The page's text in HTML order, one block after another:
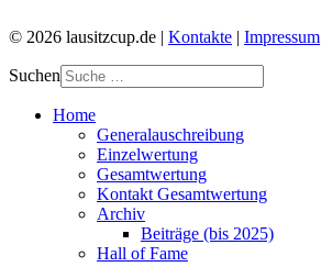
© 2026 lausitzcup.de | Kontakte | Impressum
Suchen
Home
Generalauschreibung
Einzelwertung
Gesamtwertung
Kontakt Gesamtwertung
Archiv
Beiträge (bis 2025)
Hall of Fame